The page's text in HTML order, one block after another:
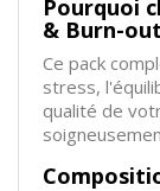
Pourquoi
& Burn-
Ce pack
stress,
qualité de